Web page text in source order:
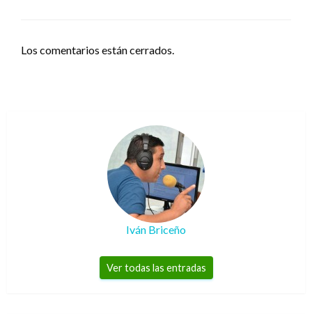
Los comentarios están cerrados.
Iván Briceño
Ver todas las entradas